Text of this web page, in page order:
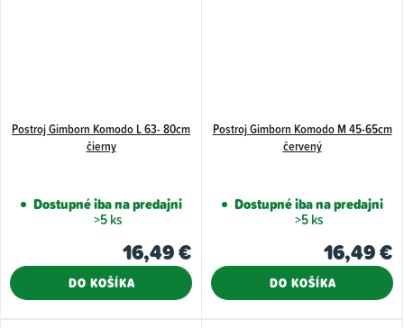
Postroj Gimborn Komodo L 63- 80cm
čierny
Dostupné iba na predajni
>5 ks
16,49 €
DO KOŠÍKA
Postroj Gimborn Komodo M 45-65cm
červený
Dostupné iba na predajni
>5 ks
16,49 €
DO KOŠÍKA